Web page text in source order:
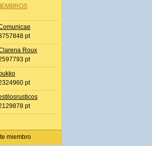
pt
Roux
pt
pt
pt
miembro